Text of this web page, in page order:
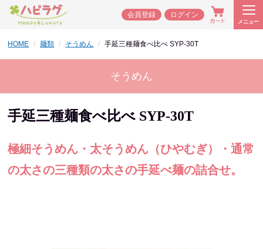
会員登録 ログイン
メニュー
HOME 麺類 そうめん 手延三種麺食べ比べ SYP-30T
そうめん
手延三種麺食べ比べ SYP-30T
極細そうめん・太そうめん（ひやむぎ）・通常
の太さの三種類の太さの手延べ麺の詰合せ。